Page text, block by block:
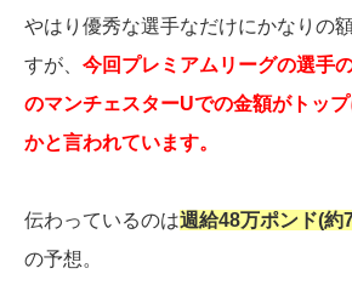
やはり優秀な選手なだけにかなりの
すが、 今回プレミアムリーグの選手
のマンチェスターUでの金額がトッ
かと言われています。
伝わっているのは週給48万ポンド(約
の予想。